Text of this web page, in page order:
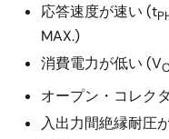
応答速度が速い (t
MAX.)
消費電力が低い (V
オープン・コレク
入出力間絶縁耐圧